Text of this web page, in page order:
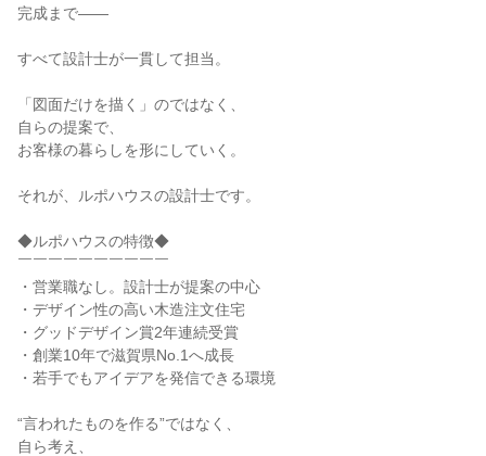
完成まで――
すべて設計士が一貫して担当。
「図面だけを描く」のではなく、
自らの提案で、
お客様の暮らしを形にしていく。
それが、ルポハウスの設計士です。
◆ルポハウスの特徴◆
￣￣￣￣￣￣￣￣￣￣
・営業職なし。設計士が提案の中心
・デザイン性の高い木造注文住宅
・グッドデザイン賞2年連続受賞
・創業10年で滋賀県No.1へ成長
・若手でもアイデアを発信できる環境
“言われたものを作る”ではなく、
自ら考え、